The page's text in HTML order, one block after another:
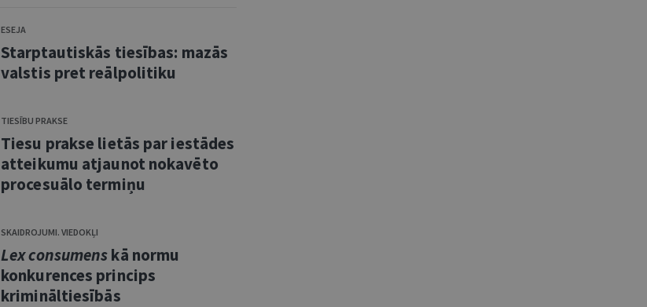
ESEJA
Starptautiskās tiesības: mazās
valstis pret reālpolitiku
TIESĪBU PRAKSE
Tiesu prakse lietās par iestādes
atteikumu atjaunot nokavēto
procesuālo termiņu
SKAIDROJUMI. VIEDOKĻI
Lex consumenskā normu
konkurences princips
krimināltiesībās